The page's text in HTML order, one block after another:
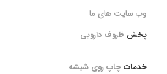
وب سایت های ما
پخش ظروف دارویی
خدماتچاپ روی شیشه